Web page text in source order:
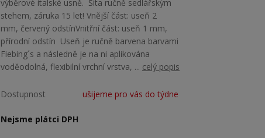
výběrové italské usně. Šita ručně sedlářským
stehem, záruka 15 let! Vnější část: useň 2
mm, červený odstínVnitřní část: useň 1 mm,
přírodní odstín Useň je ručně barvena barvami
Fiebing´s a následně je na ni aplikována
voděodolná, flexibilní vrchní vrstva, ... celý popis
Dostupnost ušijeme pro vás do týdne
Nejsme plátci DPH